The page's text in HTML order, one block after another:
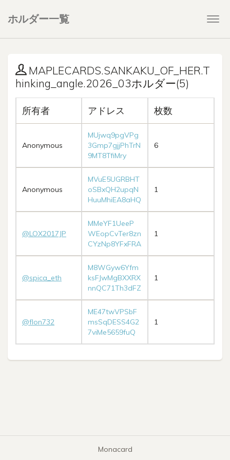
ホルダー一覧
MAPLECARDS.SANKAKU_OF_HER.T
hinking_angle.2026_03ホルダー(5)
所有者 アドレス 枚数
Anonymous
MUjwq9pgVPg
3Gmp7gjjPhTrN
9MT8TfiMry
6
Anonymous
MVuE5UGRBHT
oSBxQH2upqN
HuuMhiEA8aHQ
1
@LOX2017JP
MMeYF1UeeP
WEopCvTer8zn
CYzNp8YFxFRA
1
@spica_eth
M8WGyw6Yfm
ksFJwMgBXXRX
nnQC71Th3dFZ
1
@flon732
ME47twVPSbF
msSqDESS4G2
7viMe5659fuQ
1
Monacard